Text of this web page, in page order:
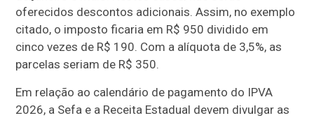
oferecidos descontos adicionais. Assim, no exemplo
citado, o imposto ficaria em R$ 950 dividido em
cinco vezes de R$ 190. Com a alíquota de 3,5%, as
parcelas seriam de R$ 350.
Em relação ao calendário de pagamento do IPVA
2026, a Sefa e a Receita Estadual devem divulgar as